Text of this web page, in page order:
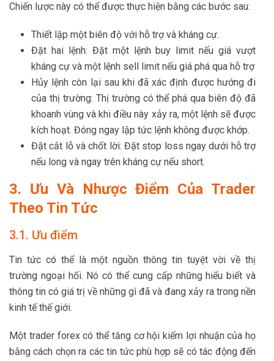
Chiến lược này có thể được thực hiện bằng các bước sau:
Thiết lập một biên độ với hỗ trợ và kháng cự.
Đặt hai lệnh: Đặt một lệnh buy limit nếu giá vượt
kháng cự và một lệnh sell limit nếu giá phá qua hỗ trợ
Hủy lệnh còn lại sau khi đã xác định được hướng đi
của thị trường: Thị trường có thể phá qua biên độ đã
khoanh vùng và khi điều này xảy ra, một lệnh sẽ được
kích hoạt. Đóng ngay lập tức lệnh không được khớp.
Đặt cắt lỗ và chốt lời: Đặt stop loss ngay dưới hỗ trợ
nếu long và ngay trên kháng cự nếu short.
3. Ưu Và Nhược Điểm Của Trader
Theo Tin Tức
3.1. Ưu điểm
Tin tức có thể là một nguồn thông tin tuyệt vời về thị
trường ngoại hối. Nó có thể cung cấp những hiểu biết và
thông tin có giá trị về những gì đã và đang xảy ra trong nền
kinh tế thế giới.
Một trader forex có thể tăng cơ hội kiếm lợi nhuận của họ
bằng cách chọn ra các tin tức phù hợp sẽ có tác động đến